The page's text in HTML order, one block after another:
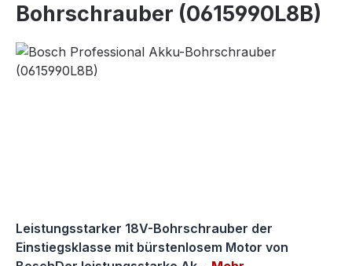
Bohrschrauber (0615990L8B)
Bildergalerie überspringen
Leistungsstarker 18V-Bohrschrauber der
Einstiegsklasse mit bürstenlosem Motor von